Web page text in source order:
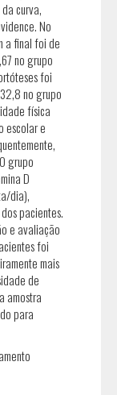
curva,
No
a final foi de
no grupo
foi
no grupo
física
escolar e
grupo
D
dia),
pacientes.
e avaliação
foi
mais
de
amostra
para